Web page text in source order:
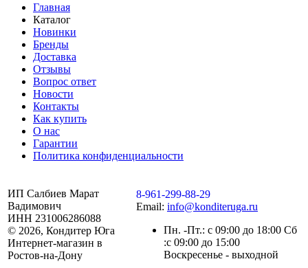
Главная
Каталог
Новинки
Бренды
Доставка
Отзывы
Вопрос ответ
Новости
Контакты
Как купить
О нас
Гарантии
Политика конфиденциальности
ИП Салбиев Марат
Вадимович
ИНН 231006286088
© 2026, Кондитер Юга
Интернет-магазин в
Ростов-на-Дону
8-961-299-88-29
Email: info@konditeruga.ru
Пн. -Пт.: с 09:00 до 18:00 Сб
:с 09:00 до 15:00
Воскресенье - выходной